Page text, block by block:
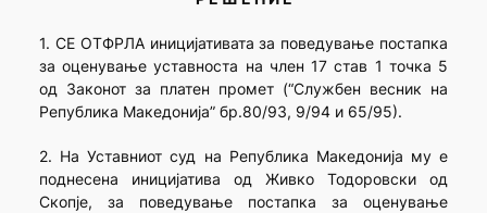
1. СЕ ОТФРЛА иницијативата за поведување постапка
за оценување уставноста на член 17 став 1 точка 5
од Законот за платен промет (“Службен весник на
Република Македонија” бр.80/93, 9/94 и 65/95).
2. На Уставниот суд на Република Македонија му е
поднесена иницијатива од Живко Тодоровски од
Скопје, за поведување постапка за оценување